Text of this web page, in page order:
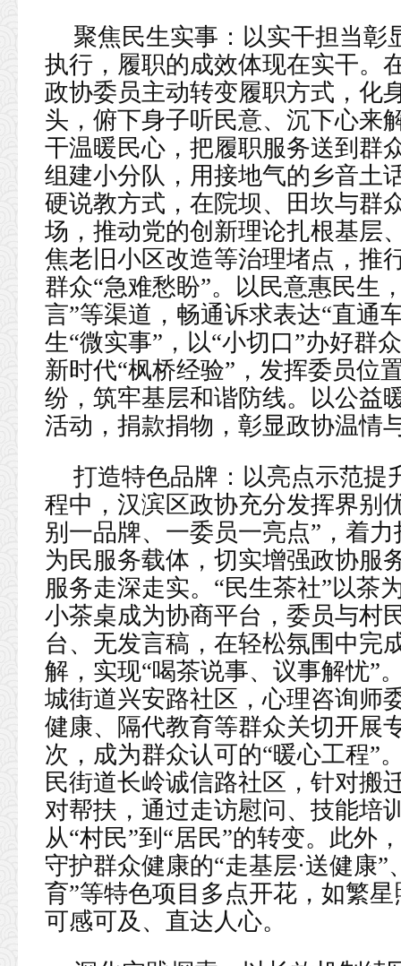
聚焦民生实事：以实干担当彰
执行，履职的成效体现在实干。
政协委员主动转变履职方式，化
头，俯下身子听民意、沉下心来
干温暖民心，把履职服务送到群
组建小分队，用接地气的乡音土
硬说教方式，在院坝、田坎与群
场，推动党的创新理论扎根基层
焦老旧小区改造等治理堵点，推
群众“急难愁盼”。以民意惠民生
言”等渠道，畅通诉求表达“直通
生“微实事”，以“小切口”办好群
新时代“枫桥经验”，发挥委员位
纷，筑牢基层和谐防线。以公益
活动，捐款捐物，彰显政协温情
打造特色品牌：以亮点示范提
程中，汉滨区政协充分发挥界别
别一品牌、一委员一亮点”，着
为民服务载体，切实增强政协服
服务走深走实。“民生茶社”以茶
小茶桌成为协商平台，委员与村
台、无发言稿，在轻松氛围中完
解，实现“喝茶说事、议事解忧”
城街道兴安路社区，心理咨询师
健康、隔代教育等群众关切开展
次，成为群众认可的“暖心工程”
民街道长岭诚信路社区，针对搬
对帮扶，通过走访慰问、技能培
从“村民”到“居民”的转变。此外
守护群众健康的“走基层·送健康”
育”等特色项目多点开花，如繁
可感可及、直达人心。